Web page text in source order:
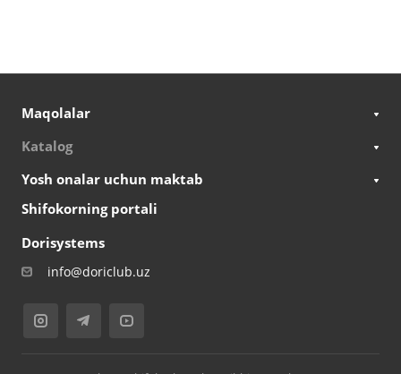
Maqolalar
Katalog
Yosh onalar uchun maktab
Shifokorning portali
Dorisystems
info@doriclub.uz